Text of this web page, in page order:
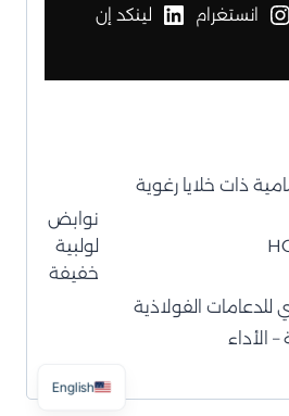
انستغرام لينكد إن
English
ذات خلايا رغوية
نوابض
لولبية
خفيفة
الفولاذية
الأداء